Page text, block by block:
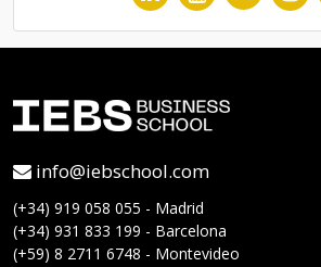
info@iebschool.com
(+34) 919 058 055 - Madrid
(+34) 931 833 199 - Barcelona
(+59) 8 2711 6748 - Montevideo